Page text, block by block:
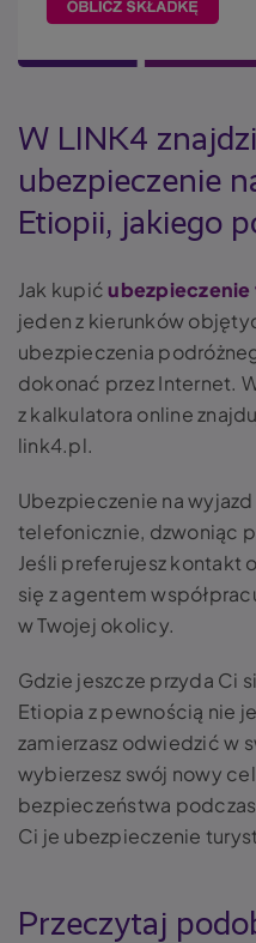
W LINK4
ubezpieczenie
Etiopii, jakiego
Jak kupić
jeden z kierunków
ubezpieczenia
dokonać przez Internet.
z kalkulatora online
link4.pl.
Ubezpieczenie na
telefonicznie, dzwoniąc
Jeśli preferujesz kontakt
się z agentem
w Twojej okolicy.
Gdzie jeszcze przyda Ci
Etiopia z pewnością nie
zamierzasz odwiedzić w
wybierzesz swój nowy
bezpieczeństwa
Ci je ubezpieczenie
Przeczytaj